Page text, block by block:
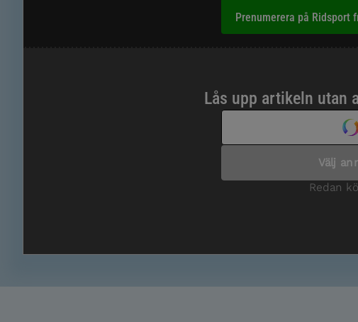
Prenumerera på Ridsport